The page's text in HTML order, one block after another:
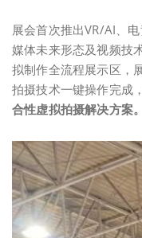
展会首次推出VR/AI、
媒体未来形态及视频技
拟制作全流程展示区，
拍摄技术一键操作完成，
合性虚拟拍摄解决方案。